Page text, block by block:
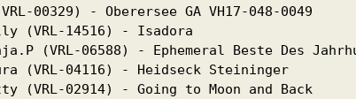
00329) - Oberersee GA VH17-048-0049
(VRL-14516) - Isadora
(VRL-06588) - Ephemeral Beste Des
(VRL-04116) - Heidseck Steininger
(VRL-02914) - Going to Moon and Back